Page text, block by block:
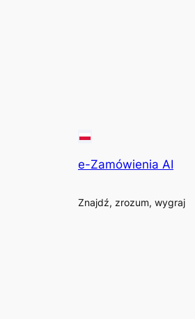
e-Zamówienia AI
Znajdź, zrozum, wygraj